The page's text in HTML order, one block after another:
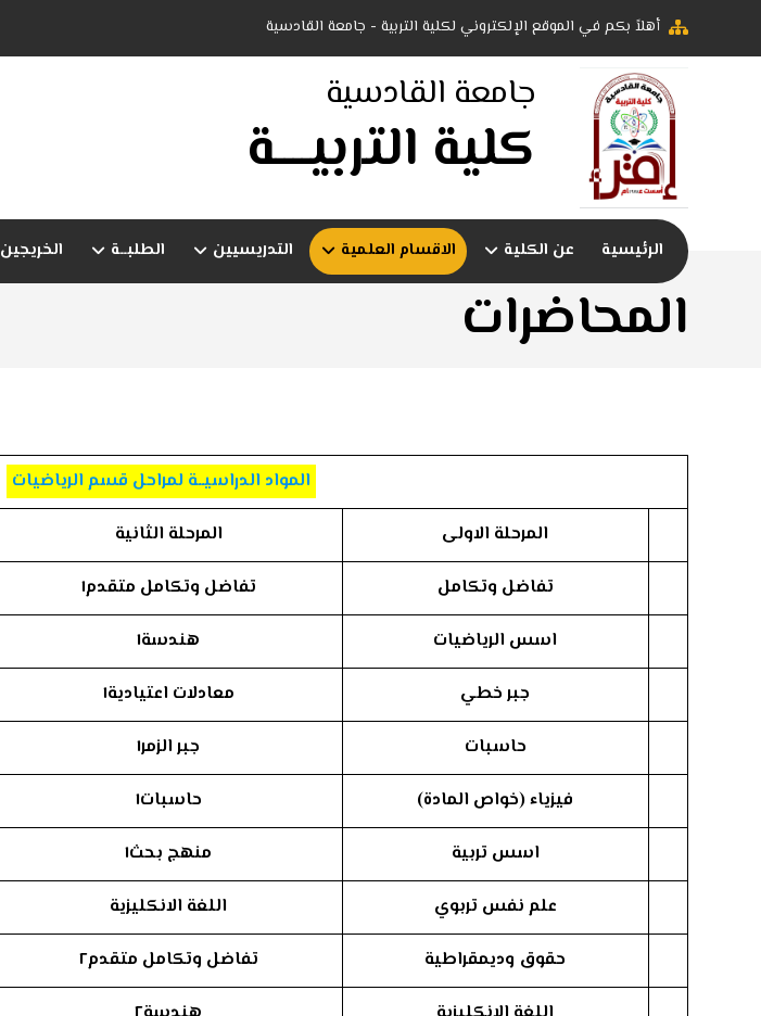
أهلاً بكم في الموقع الإلكتروني لكلية التربية - جامعة القادسية
جامعة القادسية
كلية التربيــــة
الرئيسية عن الكلية الاقسام العلمية التدريسيين الطلبــة الخريجين
المحاضرات
المواد الدراسيــة لمراحل قسم الرياضيات
المرحلة الاولى
المرحلة الثانية
تفاضل وتكامل
تفاضل وتكامل متقدم١
اسس الرياضيات
هندسة١
جبر خطي
معادلات اعتيادية١
حاسبات
جبر الزمر١
فيزياء (خواص المادة)
حاسبات١
اسس تربية
منهج بحث١
علم نفس تربوي
اللغة الانكليزية
حقوق وديمقراطية
تفاضل وتكامل متقدم٢